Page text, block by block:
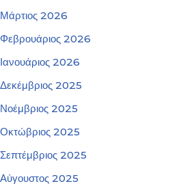
Μάρτιος 2026
Φεβρουάριος 2026
Ιανουάριος 2026
Δεκέμβριος 2025
Νοέμβριος 2025
Οκτώβριος 2025
Σεπτέμβριος 2025
Αύγουστος 2025